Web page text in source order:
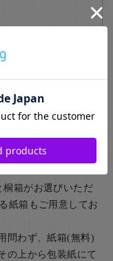
いて詳しくはこちら
桐箱がお選びいただ
紙箱もご用意してお
問わず、紙箱(無料)
の上から包装紙にて